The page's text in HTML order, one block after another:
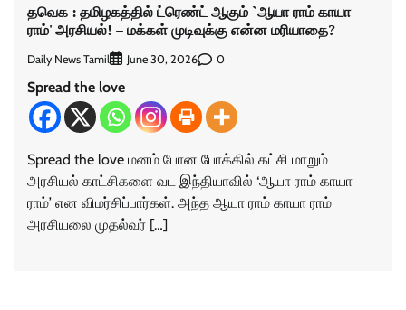
தவெக : தமிழகத்தில் ட்ரெண்ட் ஆகும் `ஆயா ராம் காயா
ராம்' அரசியல்! – மக்கள் முடிவுக்கு என்ன மரியாதை?
Daily News Tamil June 30, 2026 0
Spread the love
Spread the love மனம் போன போக்கில் கட்சி மாறும்
அரசியல் காட்சிகளை வட இந்தியாவில் ‘ஆயா ராம் காயா
ராம்’ என விமர்சிப்பார்கள். அந்த ஆயா ராம் காயா ராம்
அரசியலை முதல்வர் […]